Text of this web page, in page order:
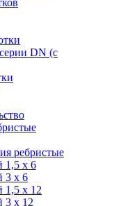
DN (с
ребристые
1,5 x 6
3 x 6
1,5 x 12
3 x 12